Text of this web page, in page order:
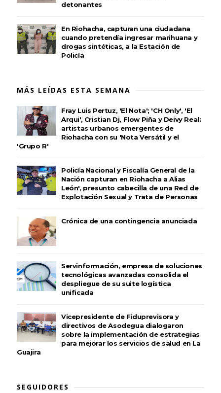
detonantes
En Riohacha, capturan una ciudadana
cuando pretendía ingresar marihuana y
drogas sintéticas, a la Estación de
Policía
MÁS LEÍDAS ESTA SEMANA
Fray Luis Pertuz, 'El Nota'; 'CH Only', 'El
Arqui', Cristian Dj, Flow Piña y Deivy Real:
artistas urbanos emergentes de
Riohacha con su 'Nota Versátil y el
'Grupo R'
Policía Nacional y Fiscalía General de la
Nación capturan en Riohacha a Alias
León', presunto cabecilla de una Red de
Explotación Sexual y Trata de Personas
Crónica de una contingencia anunciada
Servinformación, empresa de soluciones
tecnológicas avanzadas consolida el
despliegue de su suite logística
unificada
Vicepresidente de Fiduprevisora y
directivos de Asodegua dialogaron
sobre la implementación de estrategias
para mejorar los servicios de salud en La
Guajira
SEGUIDORES